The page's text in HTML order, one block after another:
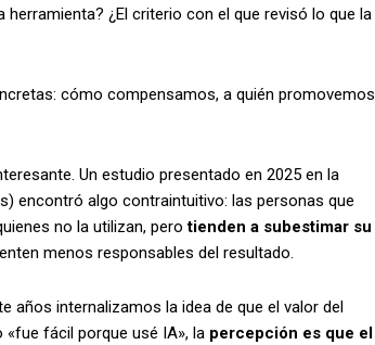
¿El criterio con el que revisó lo que la
cómo compensamos, a quién promovemos
Un estudio presentado en 2025 en la
encontró algo contraintuitivo: las personas que
no la utilizan, pero tienden a subestimar su
menos responsables del resultado.
años internalizamos la idea de que el valor del
fácil porque usé IA», la percepción es que el